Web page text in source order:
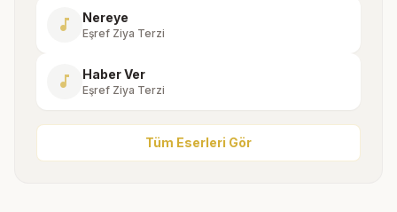
music_note Nereye
Eşref Ziya Terzi
music_note Haber Ver
Eşref Ziya Terzi
Tüm Eserleri Gör